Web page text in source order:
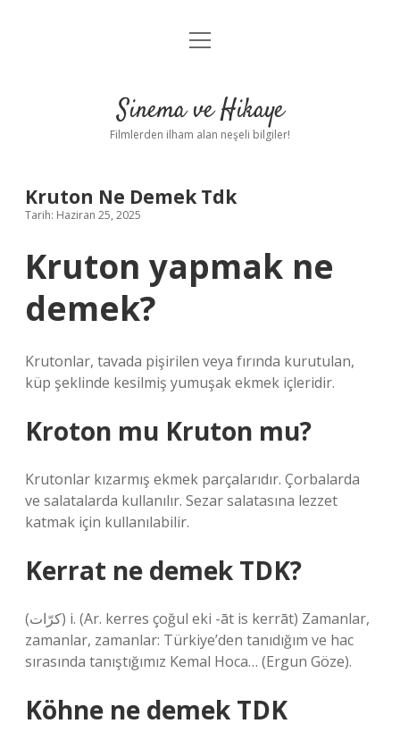
Gizlilik Politikası
Yasal Uyarı
menüyü
Sinema ve Hikaye
Filmlerden ilham alan neşeli bilgiler!
Kruton Ne Demek Tdk
Tarih: Haziran 25, 2025
Kruton yapmak ne
demek?
Krutonlar, tavada pişirilen veya fırında kurutulan,
küp şeklinde kesilmiş yumuşak ekmek içleridir.
Kroton mu Kruton mu?
Krutonlar kızarmış ekmek parçalarıdır. Çorbalarda
ve salatalarda kullanılır. Sezar salatasına lezzet
katmak için kullanılabilir.
Kerrat ne demek TDK?
(ﻛﺮّﺍﺕ) i. (Ar. kerres çoğul eki -āt is kerrāt) Zamanlar,
zamanlar, zamanlar: Türkiye’den tanıdığım ve hac
sırasında tanıştığımız Kemal Hoca… (Ergun Göze).
Köhne ne demek TDK